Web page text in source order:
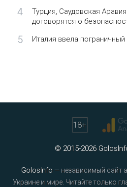
4
Турция, Саудовская
договорятся о
5 Италия ввела
18+
© 2015-2026
GolosInfo — независимый сайт
Украине и мире. Читайте только